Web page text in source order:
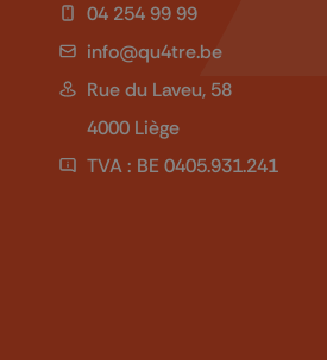
04 254 99 99
info@qu4tre.be
Rue du Laveu, 58
4000 Liège
TVA : BE 0405.931.241